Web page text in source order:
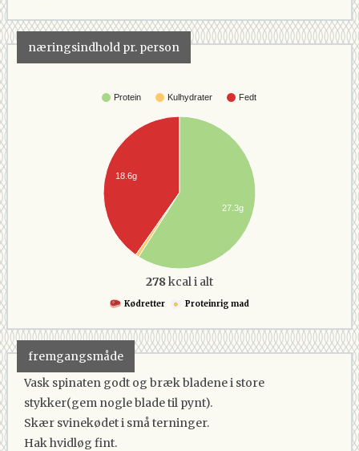
næringsindhold pr. person
Protein Kulhydrater Fedt
18.6g
27.3g
278kcal i alt
Kødretter Proteinrig mad
fremgangsmåde
Vask spinaten godt og bræk bladene i store
stykker(gem nogle blade til pynt).
Skær svinekødet i små terninger.
Hak hvidløg fint.